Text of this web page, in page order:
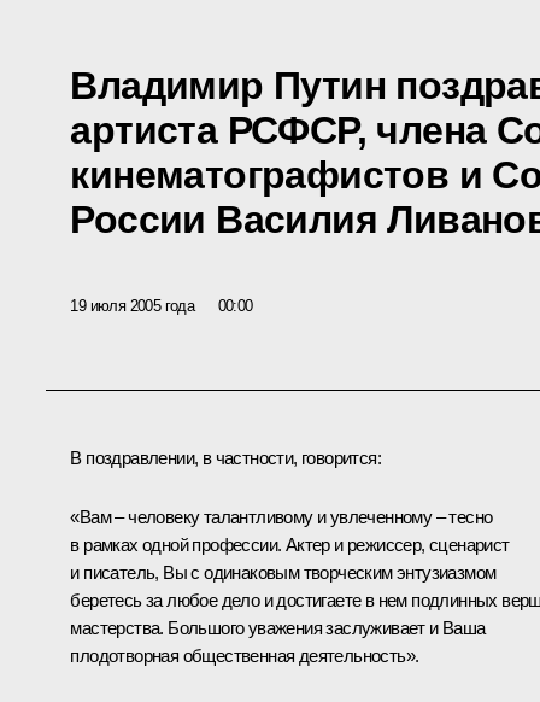
Владимир Путин
артиста РСФСР, члена
кинематографистов и
России Василия
19 июля 2005 года 00:00
В поздравлении, в частности, говорится:
«Вам – человеку талантливому и увлеченному – тесно
в рамках одной профессии. Актер и режиссер, сценарист
и писатель, Вы с одинаковым творческим энтузиазмом
беретесь за любое дело и достигаете в нем подлинных
мастерства. Большого уважения заслуживает и Ваша
плодотворная общественная деятельность».